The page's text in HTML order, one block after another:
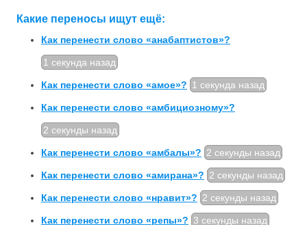
Какие переносы ищут ещё:
Как перенести слово «анабаптистов»?
1 секунда назад
Как перенести слово «амое»? 1 секунда назад
Как перенести слово «амбициозному»?
2 секунды назад
Как перенести слово «амбалы»? 2 секунды назад
Как перенести слово «амирана»? 2 секунды назад
Как перенести слово «нравит»? 2 секунды назад
Как перенести слово «репы»? 3 секунды назад